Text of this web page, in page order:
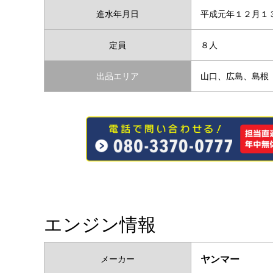
進水年月日 平成元年１２月１
定員 ８人
出品エリア 山口、広島、島根
エンジン情報
メーカー ヤンマー